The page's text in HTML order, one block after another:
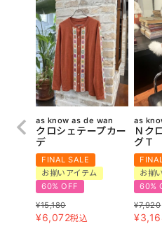
as know as de wan
クロシェテープカー
デ
FINAL SALE
お揃いアイテム
60% OFF
¥15,180
¥6,072税込
as
Ｎク
グＴ
お揃
60%
¥7,920
¥